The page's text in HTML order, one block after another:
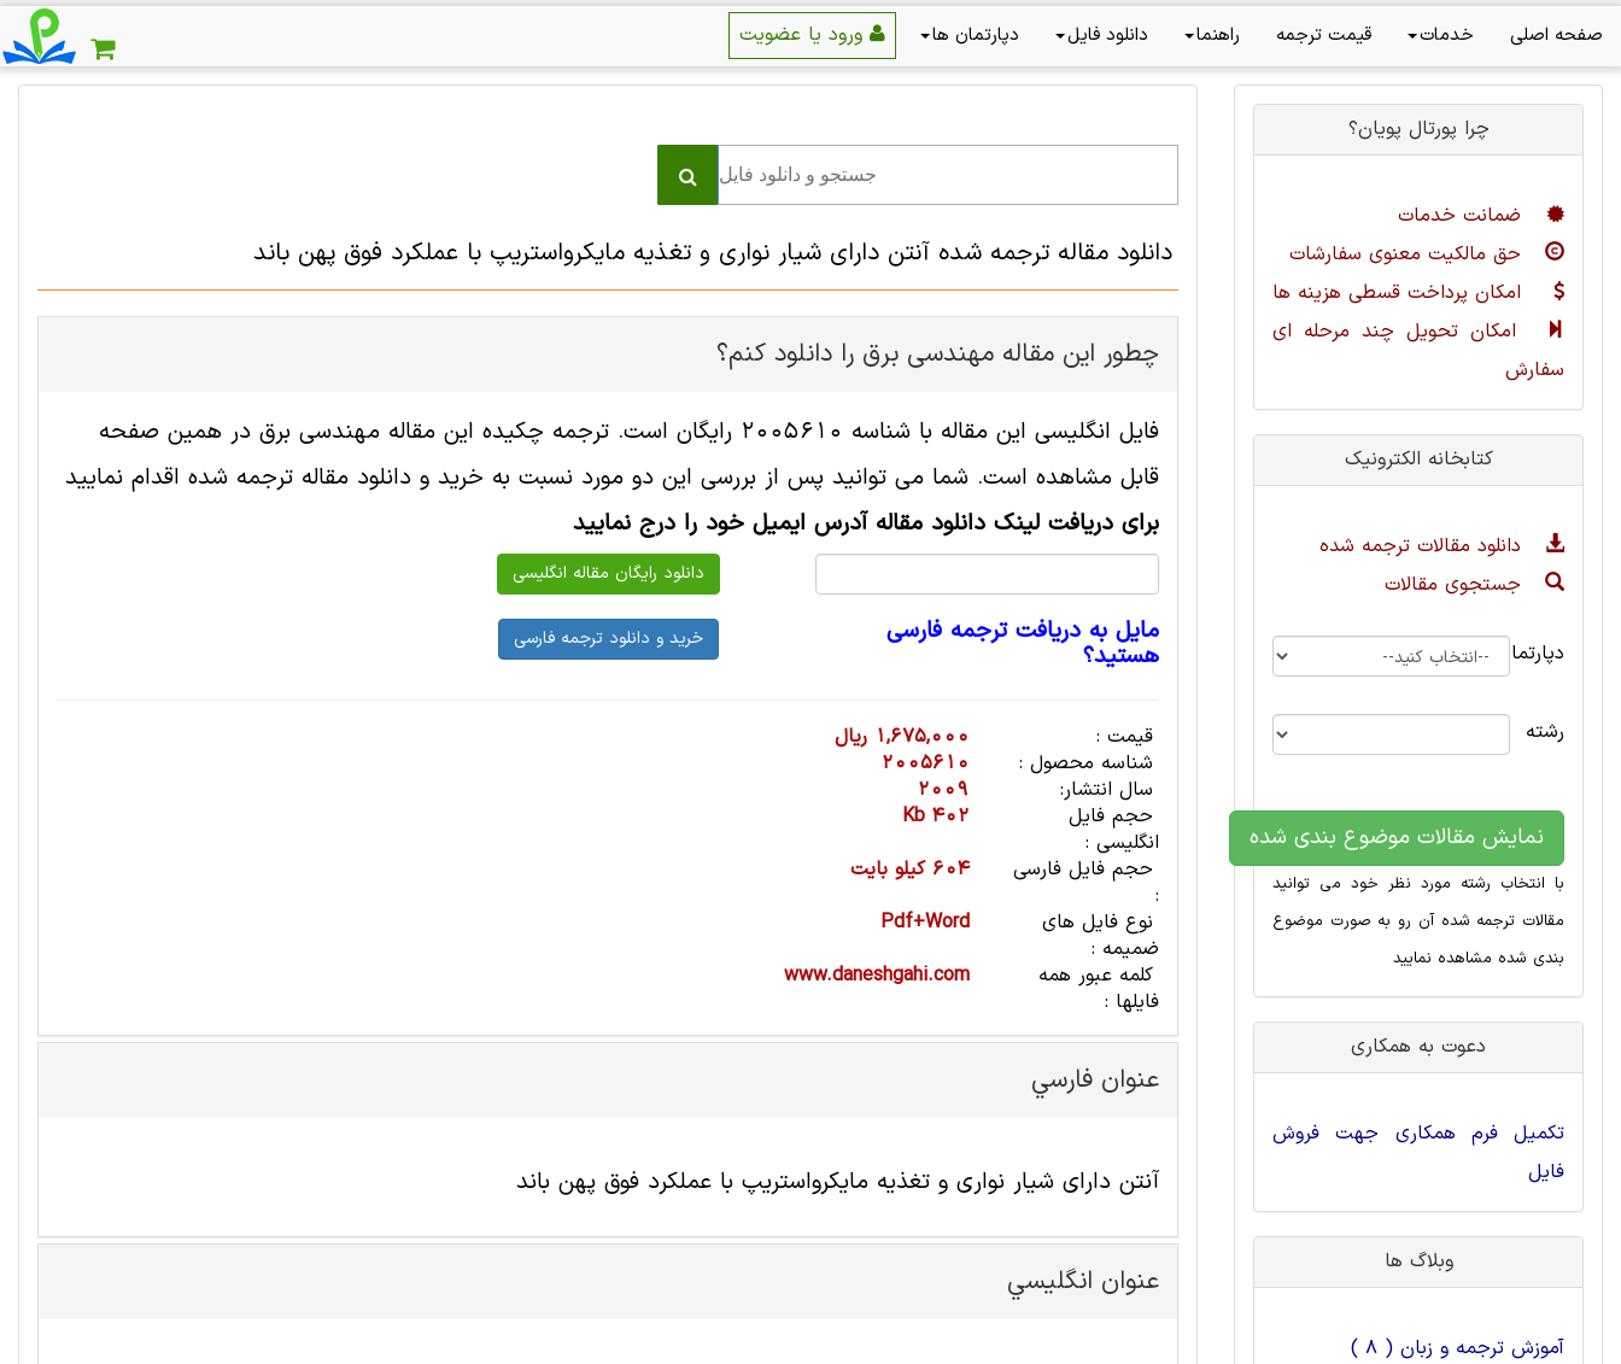
صفحه اصلی خدمات قیمت ترجمه راهنما دانلود فایل دپارتمان ها
دانلود مقاله ترجمه شده آنتن دارای شیار نواری و تغذیه مایکرواستریپ با عملکرد فوق پهن باند
چطور این مقاله مهندسی برق را دانلود کنم؟
فایل انگلیسی این مقاله با شناسه 2005610 رایگان است. ترجمه چکیده این مقاله مهندسی برق در همین صفحه
قابل مشاهده است. شما می توانید پس از بررسی این دو مورد نسبت به خرید و دانلود مقاله ترجمه شده اقدام نمایید
برای دریافت لینک دانلود مقاله آدرس ایمیل خود را درج نمایید
مایل به دریافت ترجمه فارسی
هستید؟
قیمت :
1,675,000 ریال
شناسه محصول :
2005610
سال انتشار:
2009
حجم فایل
انگلیسی :
402 Kb
حجم فایل فارسی
:
604 کیلو بایت
نوع فایل های
ضمیمه :
Pdf+Word
کلمه عبور همه
فایلها :
www.daneshgahi.com
عنوان فارسي
آنتن دارای شیار نواری و تغذیه مایکرواستریپ با عملکرد فوق پهن باند
عنوان انگليسي
چرا پورتال پویان؟
ضمانت خدمات
حق مالکیت معنوی سفارشات
امکان پرداخت قسطی هزینه ها
امکان تحویل چند مرحله ای
سفارش
کتابخانه الکترونیک
دانلود مقالات ترجمه شده
جستجوی مقالات
دپارتمان
رشته
نمایش مقالات موضوع بندی شده
با انتخاب رشته مورد نظر خود می توانید
مقالات ترجمه شده آن رو به صورت موضوع
بندی شده مشاهده نمایید
دعوت به همکاری
تکمیل فرم همکاری جهت فروش
فایل
وبلاگ ها
آموزش ترجمه و زبان ( 8 )